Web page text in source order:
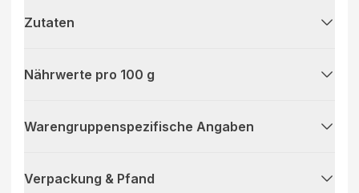
Zutaten
Nährwerte pro 100 g
Warengruppenspezifische Angaben
Verpackung & Pfand